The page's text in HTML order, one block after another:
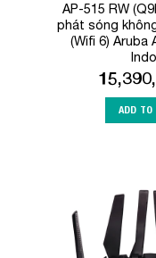
AP-515 RW
phát sóng
(Wifi 6) Aruba
ADD TO